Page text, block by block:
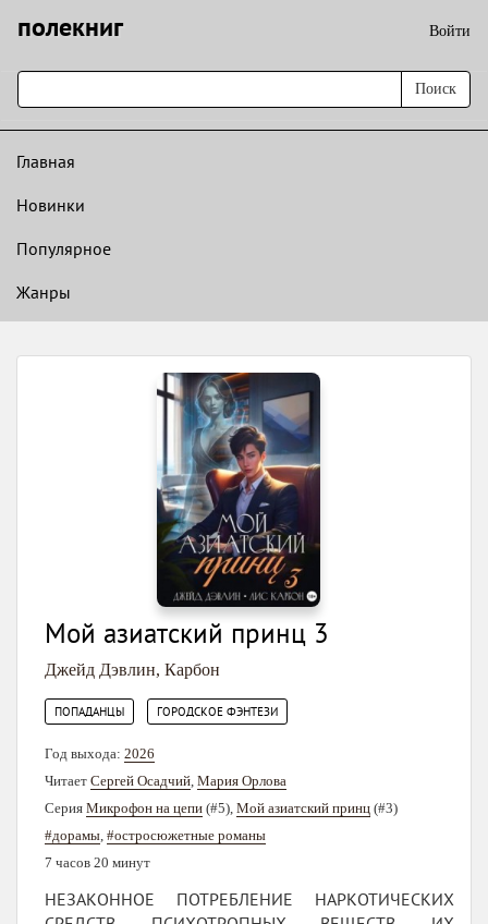
полекниг Войти
Поиск
Главная
Новинки
Популярное
Жанры
Мой азиатский принц 3
Джейд Дэвлин, Карбон
ПОПАДАНЦЫ ГОРОДСКОЕ ФЭНТЕЗИ
Год выхода: 2026
Читает Сергей Осадчий Мария Орлова
Серия Микрофон на цепи (#5), Мой азиатский принц (#3)
#дорамы #остросюжетные романы
7 часов 20 минут
НЕЗАКОННОЕ ПОТРЕБЛЕНИЕ НАРКОТИЧЕСКИХ